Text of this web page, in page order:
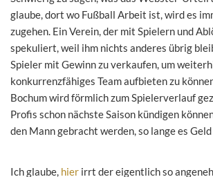
glaube, dort wo Fußball Arbeit ist, wird es
zugehen. Ein Verein, der mit Spielern und
spekuliert, weil ihm nichts anderes übrig
Spieler mit Gewinn zu verkaufen, um
konkurrenzfähiges Team aufbieten zu
Bochum wird förmlich zum Spielerverlauf
Profis schon nächste Saison kündigen
den Mann gebracht werden, so lange es
Ich glaube, hier irrt der eigentlich so